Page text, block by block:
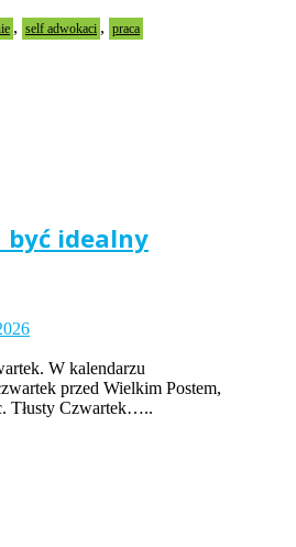
, self adwokaci , praca
być idealny
W kalendarzu
przed Wielkim Postem,
Tłusty Czwartek…..